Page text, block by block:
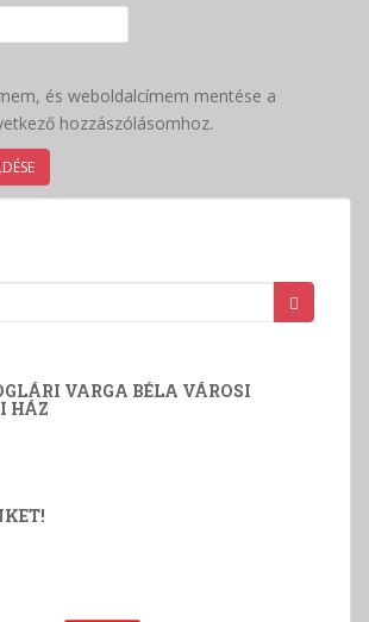
és weboldalcímem mentése a
hozzászólásomhoz.
VARGA BÉLA VÁROSI
HÁZ